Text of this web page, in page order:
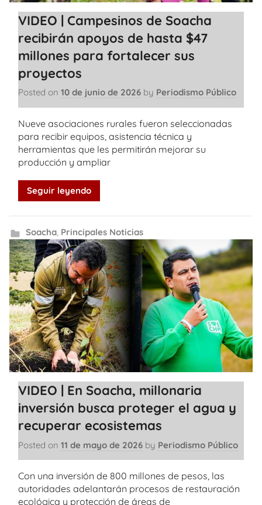
VIDEO | Campesinos de Soacha
recibirán apoyos de hasta $47
millones para fortalecer sus
proyectos
Posted on 10 de junio de 2026 by Periodismo Público
Nueve asociaciones rurales fueron seleccionadas
para recibir equipos, asistencia técnica y
herramientas que les permitirán mejorar su
producción y ampliar
Seguir leyendo
Soacha, Principales Noticias
VIDEO | En Soacha, millonaria
inversión busca proteger el agua y
recuperar ecosistemas
Posted on 11 de mayo de 2026 by Periodismo Público
Con una inversión de 800 millones de pesos, las
autoridades adelantarán procesos de restauración
ecológica y protección de áreas de